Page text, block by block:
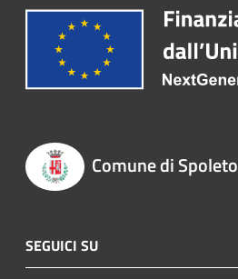
Comune di Spoleto
SEGUICI SU